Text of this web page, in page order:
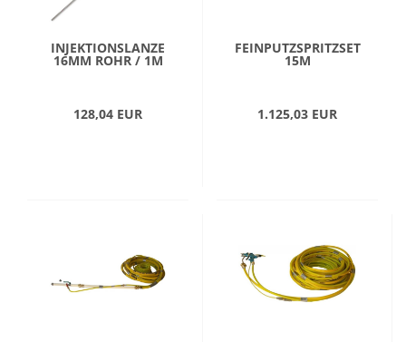
INJEKTIONSLANZE
16MM ROHR / 1M
128,04 EUR
FEINPUTZSPRITZSET
15M
1.125,03 EUR